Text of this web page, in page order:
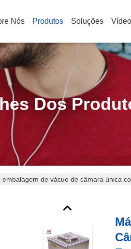
Nós Produtos Soluções Vídeo
Dos
embalagem de vácuo de câmara única